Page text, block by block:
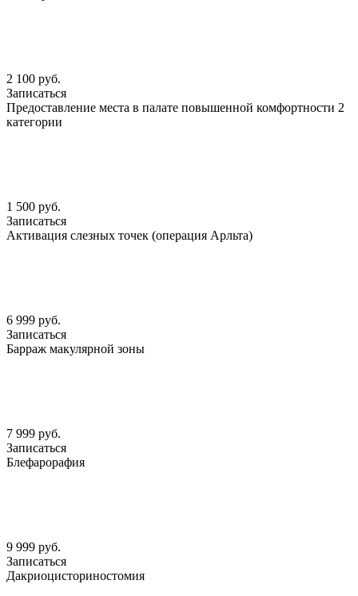
2 100 руб.
Записаться
Предоставление места в палате повышенной комфортности 2
категории
1 500 руб.
Записаться
Активация слезных точек (операция Арльта)
6 999 руб.
Записаться
Барраж макулярной зоны
7 999 руб.
Записаться
Блефарорафия
9 999 руб.
Записаться
Дакриоцисториностомия